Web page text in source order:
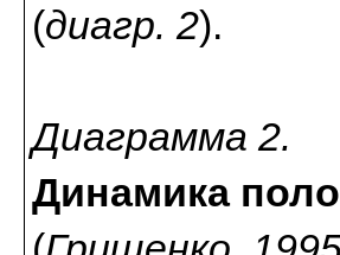
(диагр. 2).
Диаграмма 2.
Динамика